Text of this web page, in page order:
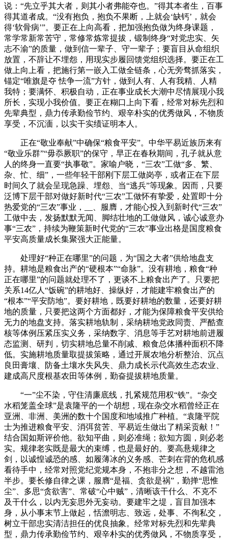
说：“先立乎其大者，则其小者弗能夺也。”得其本者生，百事
得其道者成。“没有抱负，抱负不果断，上就会‘缺钙’，就会
得‘软骨病’”。要正在上向高看，把加强抱负做为终身课题，
常学常新常苦守，常修常炼常提拔，锻制终身“对党忠实、矢
志不渝”的质量，做到信一辈子、守一辈子；要盲目从命组织
放置，不辞让不埋怨，用现实步履回馈党组织选择。要正在工
做上向上看，把施行第一嵌入工做全链条，心无旁骛抓落实，
锚定“唯旗是夺 怯争一流”方针，做到人有、人有我精、人精
我特；要满怀、积极自动，正在事业成长大潮中尽情展现小我
所长，实现小我价值。要正在糊口上向下看，经常对标先烈和
先辈典型，鼎力传承勤俭节约、艰辛朴实的优秀做风，不物质
享受，不沉湎，以实干实绩证明本人。
正在“敬业奉献”中确保“粮食平安”。中华平易近族历来有
“敬业乐群”“毋忝厥职”的保守，早正在春秋期间，孔子就从意
人的终身一直要“执事敬”。家喻户晓，“三农”工做“多、繁、
杂、忙、细”，一些年轻干部刚下层工做岗亭，或者正在下层
时间久了就会呈现急躁、埋怨、当“逃兵”等现象。因而，只要
泛博下层干部对做好新时代“三农”工做怀有挚爱，处置即十分
热爱党的“三农”事业，__、服膺，才能心投入到新时代“三农”
工做中去，发扬默默无闻、脚结壮地的工做做风，诚心诚意办
事“三农”，持续为鞭策新时代党的“三农”事业出格是国度粮食
平安高质量成长集聚强大正能量。
处理好“种正在哪里”的问题，为“国之大者”供给地盘支
持。耕地是粮食出产的“硬根本”“命脉”。没有耕地，粮食“种
正在哪里”的问题就处理不了，更谈不上粮食出产了。只要把
关系14亿人“饭碗”的耕地好、操纵好，才能建牢粮食出产的
“根本”“平安防地”。要好耕地，既要好耕地的数量，还要好耕
地的质量，只要把这两个方面都好，才能为保障粮食平安供给
无力的地盘支持。落实耕地轨制，采纳耕地党政同责、严酷查
核等体例压紧压实义务，采纳数字、消息等手艺对耕地前进履
态监测、研判，切实耕地总量不削减、粮食总体播种面积不降
低。实施耕地质量取提拔策略，通过开展农地分析整治、沉点
良田膏壤、防备土壤水失风失、鼎力成长示代高效生态农业、
建成高尺度根基农田等体例，勤奋提拔耕地质量。
“一”尘不染，守住清廉底线，扎紧规范用权“铁”。“杂交
水稻笼盖全球”是袁隆平的一个胡想，现在杂交水稻曾经正在
亚洲、非洲、美洲的数十个国度和地域推广种植。“袁隆平院
士为推进粮食平安、消弭贫苦、平易近生做出了精采贡献！”
结合国如斯评价他。欲知平曲，则必准绳；欲知方圆，则必老
实。规律老实既是最大的束缚，也是最好的。要高悬规律之
剑，以诚惶诚恐的感、如履薄冰的义务感、芒刺在背的危机感
看待手中，经常对照党纪党规本身，不抱非分之想，不越雷池
半步。要长修自律之课，服膺“是福、贪欲是祸”，勤掸“思惟
尘”、多思“贪欲害”、常破“心中贼”，清晰该干什么、不克不
及干什么，以内无妄思外无妄动。要建牢之堤，盲目加强本
身，从小事末节上做起，恬澹明志、致远，处事、不徇私交，
树立干部忠实清洁担任的优良抽象。经常对标先烈和先辈典
型，鼎力传承勤俭节约、艰辛朴实的优秀做风，不物质享受，